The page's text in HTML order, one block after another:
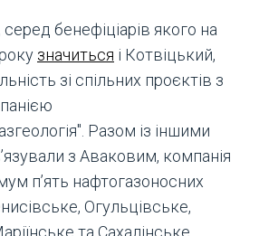
бенефіціарів якого на
значиться і Котвіцький,
зі спільних проєктів з
Разом із іншими
з Аваковим, компанія
п’ять нафтогазоносних
Огульцівське,